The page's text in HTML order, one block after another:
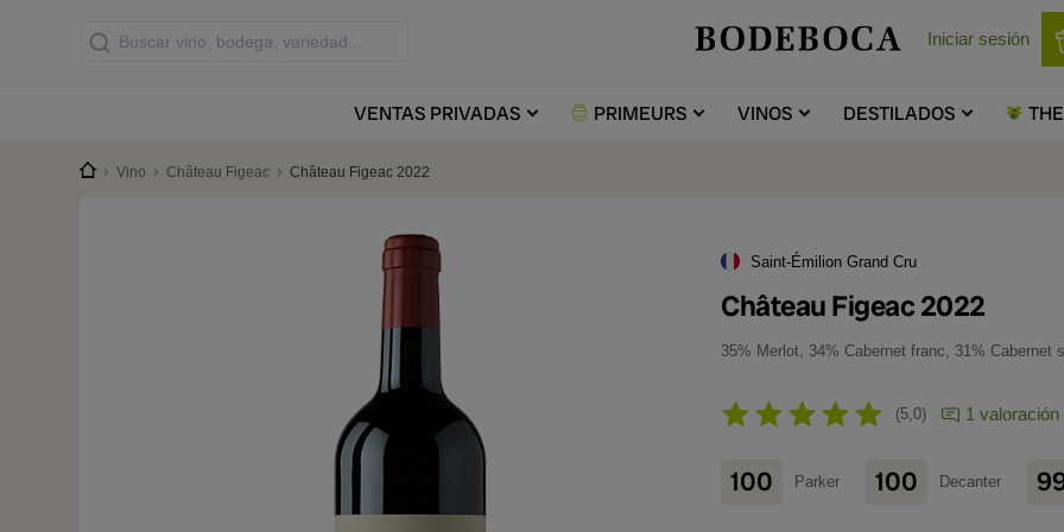
Iniciar sesión
VENTASPRIVADAS PRIMEURS VINOS DESTILADOS THE
Vino Château Figeac Château Figeac 2022
Saint-Émilion Grand Cru
Château Figeac 2022
35% Merlot, 34% Cabernet franc, 31% Cabernet
5,0 1 valoración
100 Parker 100 Decanter